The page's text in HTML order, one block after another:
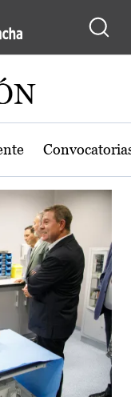
Castilla-